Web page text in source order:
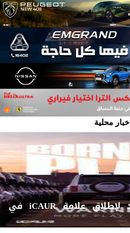
أخبار محلية
جي بي أوتو تستعد لإطلاق علامة iCAUR في